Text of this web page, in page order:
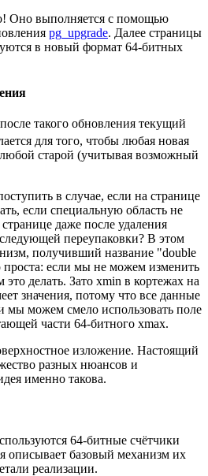
Оно выполняется с помощью
pg_upgrade. Далее страницы
в новый формат 64-битных
такого обновления текущий
для того, чтобы любая новая
старой (учитывая возможный
в случае, если на странице
если специальную область не
даже после удаления
переупаковки? В этом
получивший название "double
проста: если мы не можем изменить
это делать. Зато xmin в кортежах на
значения, потому что все данные
мы можем смело использовать поле
части 64-битного xmax.
изложение. Настоящий
разных нюансов и
именно такова.
64-битные счётчики
описывает базовый механизм их
реализации.